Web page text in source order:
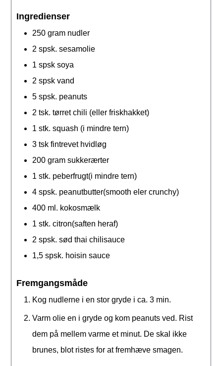
Ingredienser
250 gram nudler
2 spsk. sesamolie
1 spsksoya
2 spsk vand
5 spsk. peanuts
2 tsk. tørret chili (eller friskhakket)
1 stk. squash (i mindre tern)
3 tsk fintrevet hvidløg
200 gram sukkerærter
1 stk. peberfrugt(i mindre tern)
4 spsk. peanutbutter(smooth eler crunchy)
400 ml. kokosmælk
1 stk. citron(saften heraf)
2 spsk. sød thai chilisauce
1,5 spsk. hoisin sauce
Fremgangsmåde
Kog nudlerne i en stor gryde i ca. 3 min.
Varm olie en i gryde og kom peanuts ved. Rist
dem på mellem varme et minut. De skal ikke
brunes, blot ristes for at fremhæve smagen.